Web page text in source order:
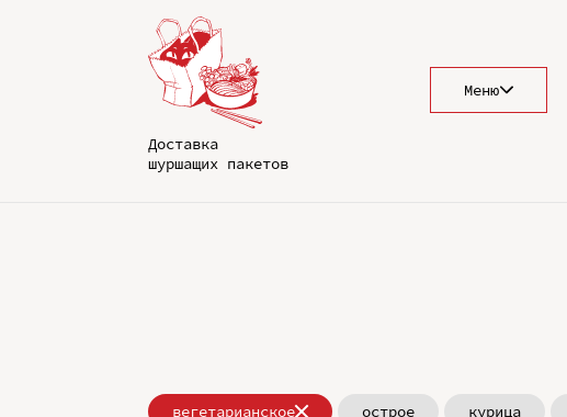
Доставка
шуршащих пакетов
Меню
вегетарианское острое курица